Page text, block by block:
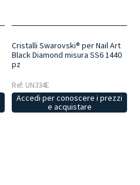
Cristalli Swarovski® per Nail Art
Black Diamond misura SS6 1440
pz
Ref: UN334E
Accedi per conoscere i prezzi
e acquistare